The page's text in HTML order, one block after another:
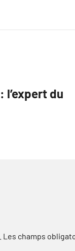
l’expert du
Les champs